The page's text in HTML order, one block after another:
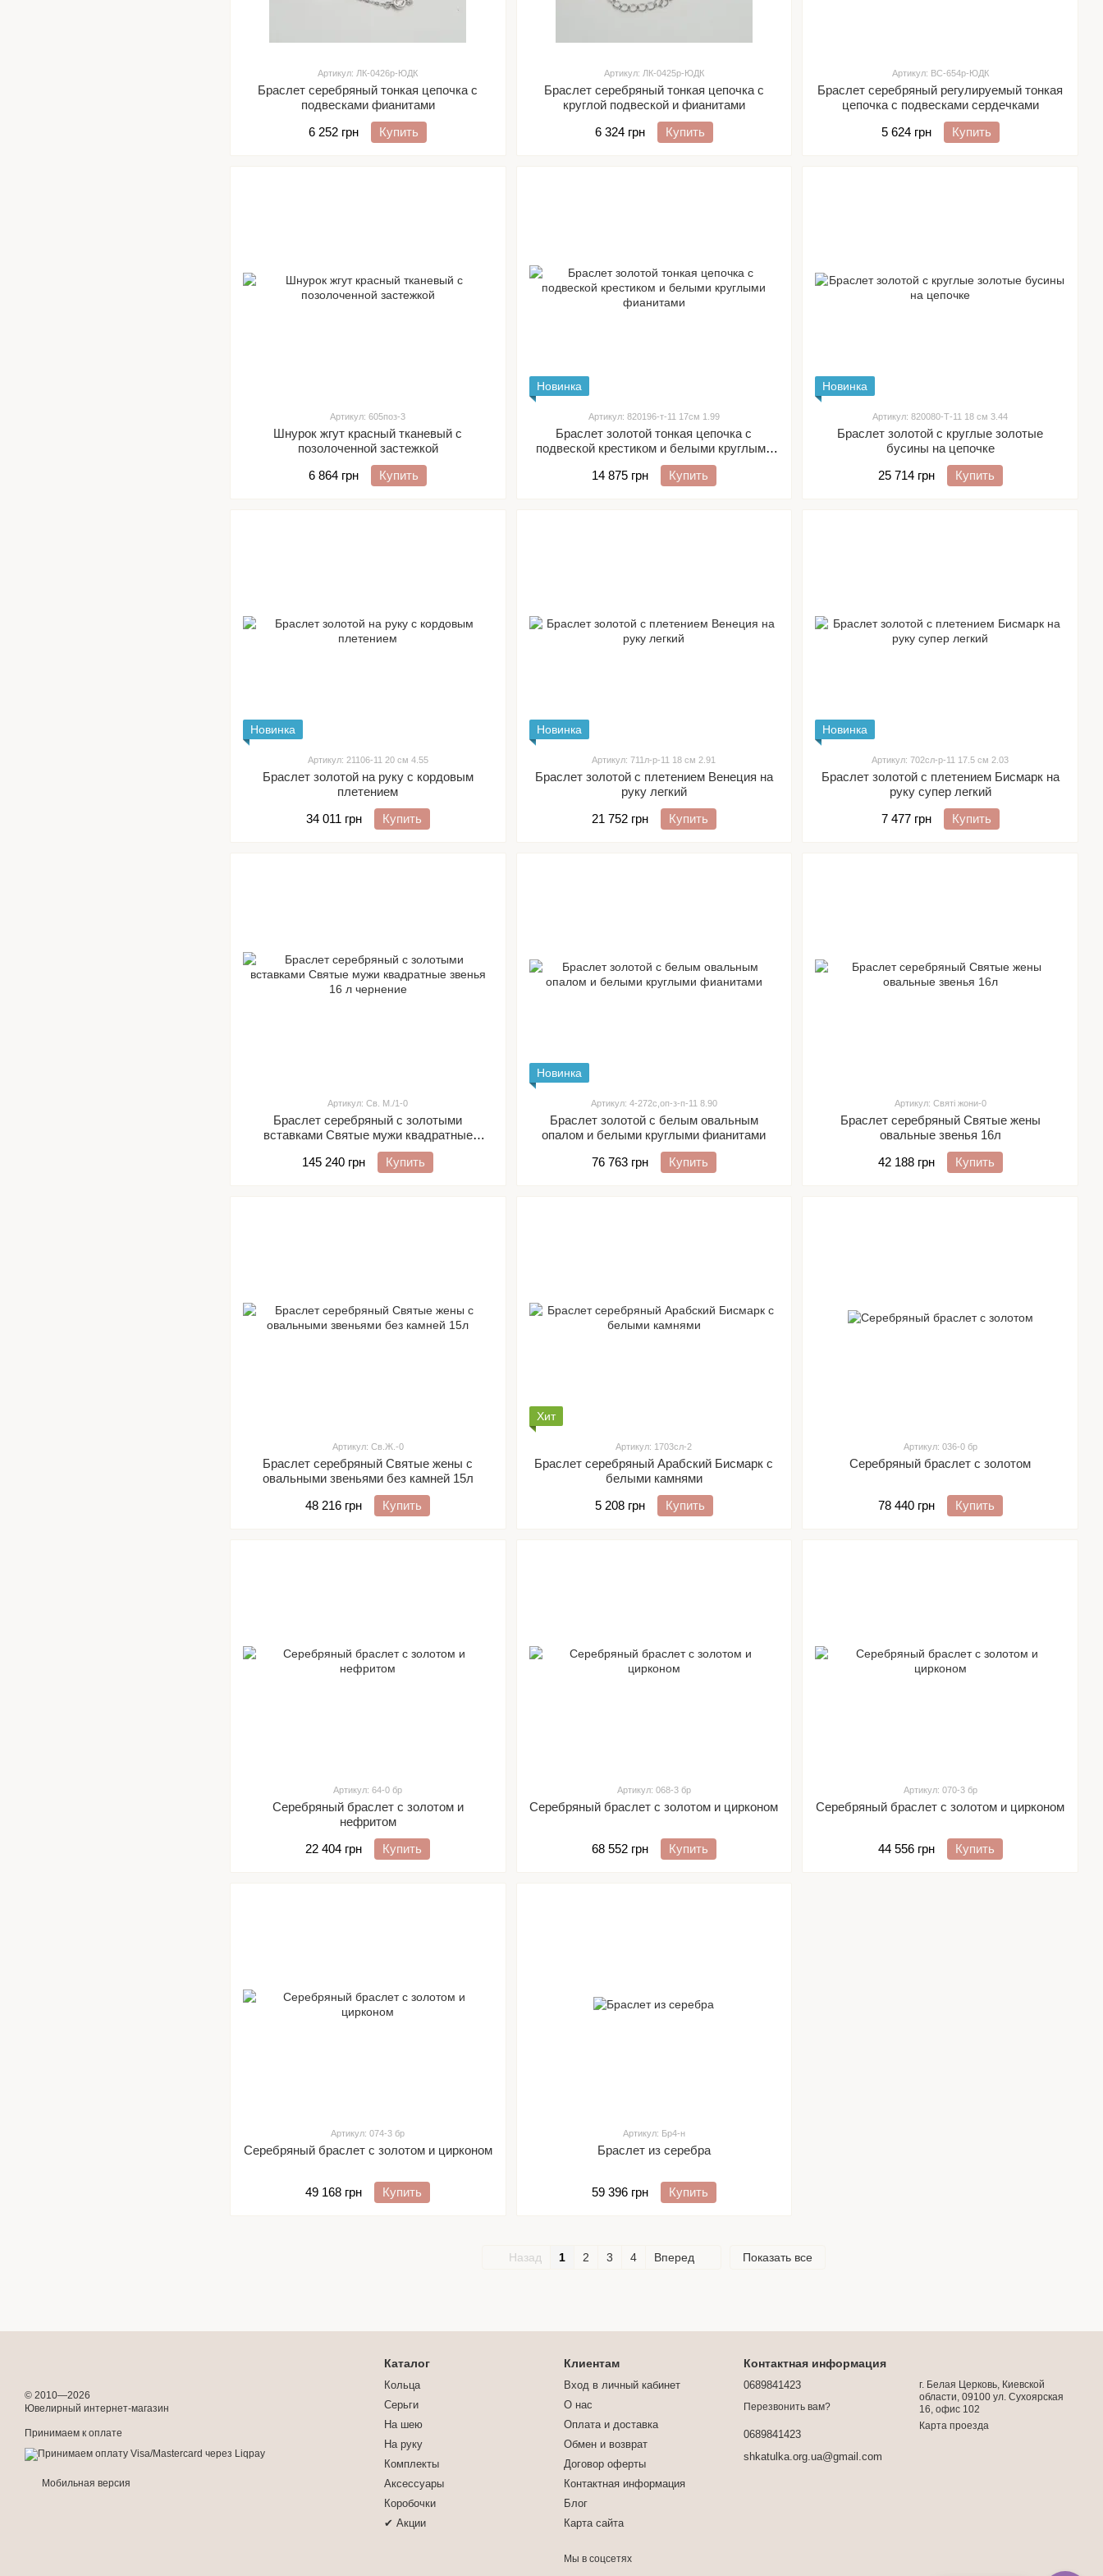
Артикул: ЛК-0426р-ЮДК
Браслет серебряный тонкая цепочка с
подвесками фианитами
6 252 грн
Купить
Артикул: ЛК-0425р-ЮДК
Браслет серебряный тонкая цепочка с
круглой подвеской и фианитами
6 324 грн
Купить
Артикул: ВС-654р-ЮДК
Браслет серебряный регулируемый тонкая
цепочка с подвесками сердечками
5 624 грн
Купить
Артикул: 605поз-3
Шнурок жгут красный тканевый с
позолоченной застежкой
6 864 грн
Купить
Новинка
Артикул: 820196-т-11 17см 1.99
Браслет золотой тонкая цепочка с
подвеской крестиком и белыми круглыми
фианитами
14 875 грн
Купить
Новинка
Артикул: 820080-Т-11 18 см 3.44
Браслет золотой с круглые золотые
бусины на цепочке
25 714 грн
Купить
Новинка
Артикул: 21106-11 20 см 4.55
Браслет золотой на руку с кордовым
плетением
34 011 грн
Купить
Новинка
Артикул: 711л-р-11 18 см 2.91
Браслет золотой с плетением Венеция на
руку легкий
21 752 грн
Купить
Новинка
Артикул: 702сл-р-11 17.5 см 2.03
Браслет золотой с плетением Бисмарк на
руку супер легкий
7 477 грн
Купить
Артикул: Св. М./1-0
Браслет серебряный с золотыми
вставками Святые мужи квадратные
звенья 16 л чернение
145 240 грн
Купить
Новинка
Артикул: 4-272с,оп-з-п-11 8.90
Браслет золотой с белым овальным
опалом и белыми круглыми фианитами
76 763 грн
Купить
Артикул: Святі жони-0
Браслет серебряный Святые жены
овальные звенья 16л
42 188 грн
Купить
Артикул: Св.Ж.-0
Браслет серебряный Святые жены с
овальными звеньями без камней 15л
48 216 грн
Купить
Хит
Артикул: 1703сл-2
Браслет серебряный Арабский Бисмарк с
белыми камнями
5 208 грн
Купить
Артикул: 036-0 бр
Серебряный браслет с золотом
78 440 грн Купить
Артикул: 64-0 бр
Серебряный браслет с золотом и
нефритом
22 404 грн
Купить
Артикул: 068-3 бр
Серебряный браслет с золотом и цирконом
68 552 грн Купить
Артикул: 070-3 бр
Серебряный браслет с золотом и цирконом
44 556 грн Купить
Артикул: 074-3 бр
Серебряный браслет с золотом и цирконом
49 168 грн Купить
Артикул: Бр4-н
Браслет из серебра
59 396 грн Купить
Назад 1 2 3 4 Вперед Показать все
© 2010—2026
Ювелирный интернет-магазин
Принимаем к оплате
Мобильная версия
Каталог
Кольца
Серьги
На шею
На руку
Комплекты
Аксессуары
Коробочки
✔ Акции
Клиентам
Вход в личный кабинет
О нас
Оплата и доставка
Обмен и возврат
Договор оферты
Контактная информация
Блог
Карта сайта
Мы в соцсетях
Контактная информация
0689841423
Перезвонить вам?
0689841423
shkatulka.org.ua@gmail.com
г. Белая Церковь, Киевской
области, 09100 ул. Сухоярская
16, офис 102
Карта проезда